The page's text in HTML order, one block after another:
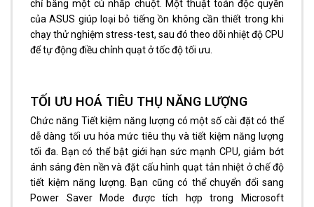
chỉ bằng một cú nhấp chuột. Một thuật toán độc quyền
của ASUS giúp loại bỏ tiếng ồn không cần thiết trong khi
chạy thử nghiệm stress-test, sau đó theo dõi nhiệt độ CPU
để tự động điều chỉnh quạt ở tốc độ tối ưu.
TỐI ƯU HOÁ TIÊU THỤ NĂNG LƯỢNG
Chức năng Tiết kiệm năng lượng có một số cài đặt có thể
dễ dàng tối ưu hóa mức tiêu thụ và tiết kiệm năng lượng
tối đa. Bạn có thể bật giới hạn sức mạnh CPU, giảm bớt
ánh sáng đèn nền và đặt cấu hình quạt tản nhiệt ở chế độ
tiết kiệm năng lượng. Bạn cũng có thể chuyển đổi sang
Power Saver Mode được tích hợp trong Microsoft